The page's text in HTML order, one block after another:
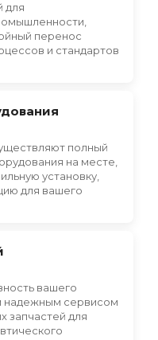
для
перенос
и стандартов
полный
на месте,
установку,
для вашего
вашего
надежным сервисом
запчастей для